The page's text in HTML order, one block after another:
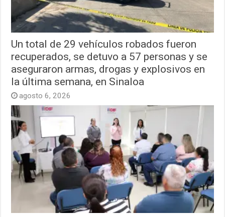
Un total de 29 vehículos robados fueron
recuperados, se detuvo a 57 personas y se
aseguraron armas, drogas y explosivos en
la última semana, en Sinaloa
agosto 6, 2026